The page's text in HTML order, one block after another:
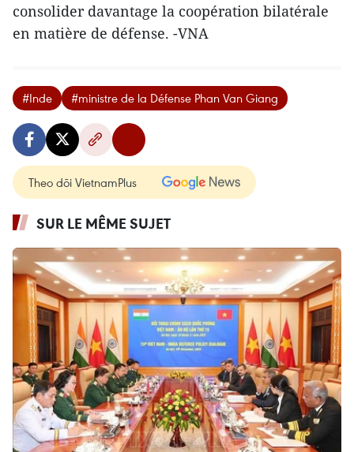
consolider davantage la coopération bilatérale
en matière de défense. -VNA
#Inde #ministre de la Défense Phan Van Giang
Theo dõi VietnamPlus
SUR LE MÊME SUJET